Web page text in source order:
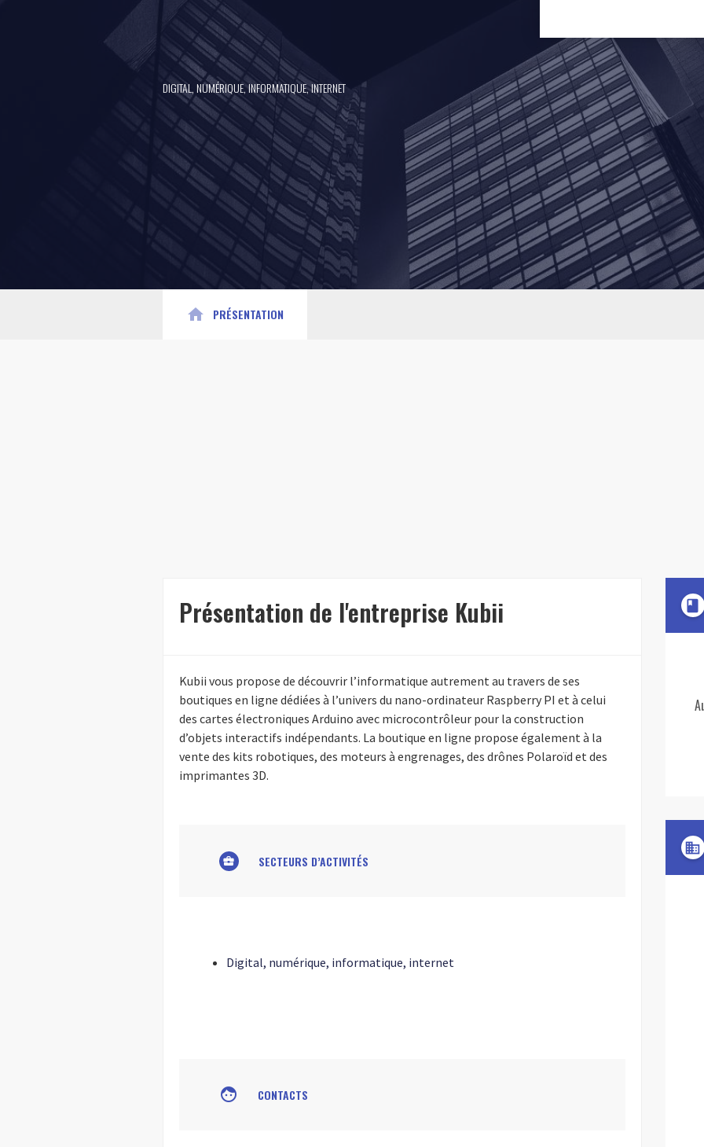
DIGITAL, NUMÉRIQUE, INFORMATIQUE, INTERNET
home PRÉSENTATION
Présentation de l'entreprise Kubii
Kubii vous propose de découvrir l’informatique autrement au travers de ses
boutiques en ligne dédiées à l’univers du nano-ordinateur Raspberry PI et à celui
des cartes électroniques Arduino avec microcontrôleur pour la construction
d’objets interactifs indépendants. La boutique en ligne propose également à la
vente des kits robotiques, des moteurs à engrenages, des drônes Polaroïd et des
imprimantes 3D.
business_center SECTEURS D’ACTIVITÉS
Digital, numérique, informatique, internet
face CONTACTS
book
domain